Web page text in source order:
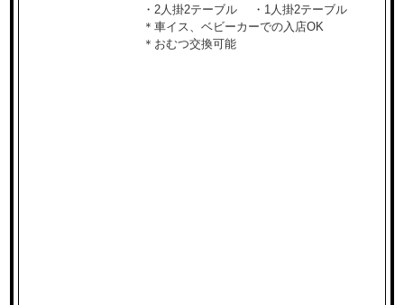
・2人掛2テーブル ・1人掛2テーブル
＊車イス、ベビーカーでの入店OK
＊おむつ交換可能